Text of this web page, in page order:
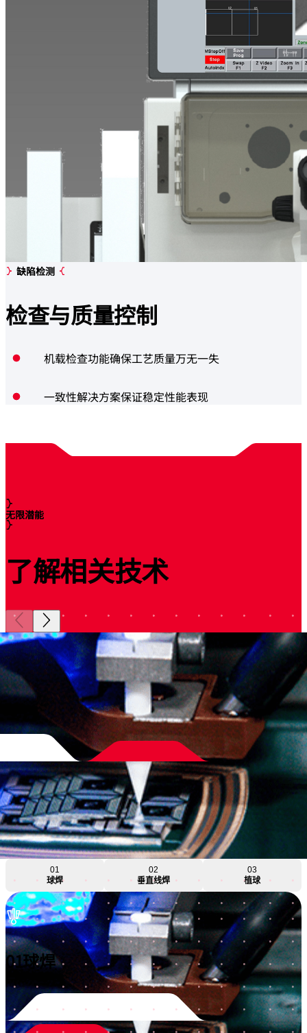
缺陷检测
检查与质量控制
机载检查功能确保工艺质量万无一失
一致性解决方案保证稳定性能表现
无限潜能
了解相关技术
01
球焊
02
垂直线焊
03
植球
01球焊